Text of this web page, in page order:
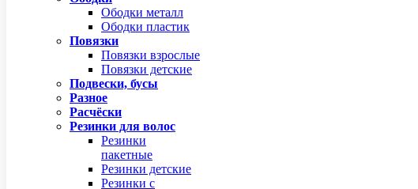
Ободки металл
Ободки пластик
Повязки
Повязки взрослые
Повязки детские
Подвески, бусы
Разное
Расчёски
Резинки для волос
Резинки
пакетные
Резинки детские
Резинки с